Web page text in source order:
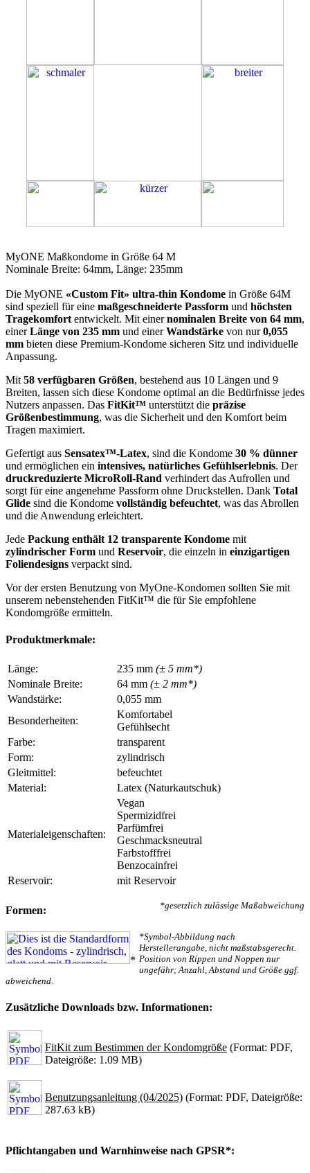
MyONE Maßkondome in Größe 64 M
Nominale Breite: 64mm, Länge: 235mm
Die MyONE «Custom Fit» ultra-thin Kondome in Größe 64M
sind speziell für eine maßgeschneiderte Passform und höchsten
Tragekomfort entwickelt. Mit einernominalen Breite von 64 mm,
einerLänge von 235 mm und einerWandstärke von nur0,055
mm bieten diese Premium-Kondome sicheren Sitz und individuelle
Anpassung.
Mit 58 verfügbaren Größen, bestehend aus 10 Längen und 9
Breiten, lassen sich diese Kondome optimal an die Bedürfnisse jedes
Nutzers anpassen. Das FitKit™ unterstützt die präzise
Größenbestimmung, was die Sicherheit und den Komfort beim
Tragen maximiert.
Gefertigt aus Sensatex™-Latex, sind die Kondome 30 % dünner
und ermöglichen ein intensives, natürliches Gefühlserlebnis. Der
druckreduzierte MicroRoll-Rand verhindert das Aufrollen und
sorgt für eine angenehme Passform ohne Druckstellen. Dank Total
Glide sind die Kondome vollständig befeuchtet, was das Abrollen
und die Anwendung erleichtert.
Jede Packung enthält 12 transparente Kondome mit
zylindrischer Form und Reservoir, die einzeln in einzigartigen
Foliendesigns verpackt sind.
Vor der ersten Benutzung von MyOne-Kondomen sollten Sie mit
unserem nebenstehenden FitKit™ die für Sie empfohlene
Kondomgröße ermitteln.
Produktmerkmale:
Länge: 235 mm (± 5 mm*)
Nominale Breite:
64 mm (± 2 mm*)
Wandstärke:
0,055 mm
Besonderheiten:
Komfortabel
Gefühlsecht
Farbe:
transparent
Form:
zylindrisch
Gleitmittel:
befeuchtet
Material:
Latex (Naturkautschuk)
Materialeigenschaften:
Vegan
Spermizidfrei
Parfümfrei
Geschmacksneutral
Farbstofffrei
Benzocainfrei
Reservoir:
mit Reservoir
*gesetzlich zulässige Maßabweichung
Formen:
*
*Symbol-Abbildung nach
Herstellerangabe, nicht maßstabsgerecht.
Position von Rippen und Noppen nur
ungefähr; Anzahl, Abstand und Größe ggf.
abweichend.
Zusätzliche Downloads bzw. Informationen:
FitKit zum Bestimmen der Kondomgröße (Format: PDF,
Dateigröße: 1.09 MB)
Benutzungsanleitung (04/2025) (Format: PDF, Dateigröße:
287.63 kB)
Pflichtangaben und Warnhinweise nach GPSR*: